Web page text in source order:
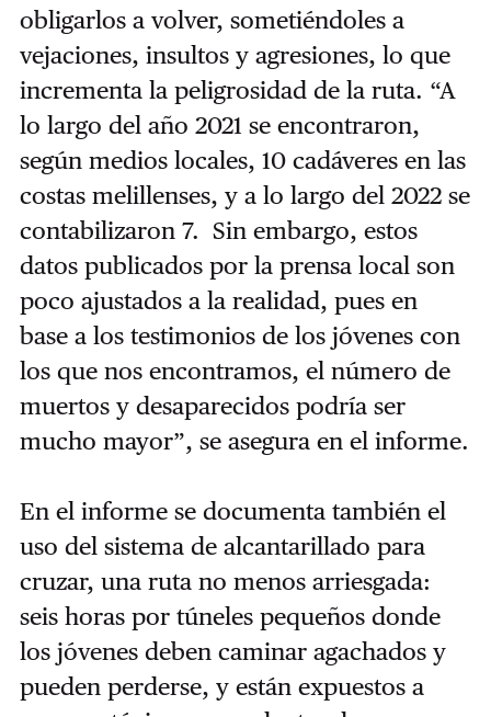
obligarlos a volver, sometiéndoles a
vejaciones, insultos y agresiones, lo que
incrementa la peligrosidad de la ruta. “A
lo largo del año 2021 se encontraron,
según medios locales, 10 cadáveres en las
costas melillenses, y a lo largo del 2022 se
contabilizaron 7. Sin embargo, estos
datos publicados por la prensa local son
poco ajustados a la realidad, pues en
base a los testimonios de los jóvenes con
los que nos encontramos, el número de
muertos y desaparecidos podría ser
mucho mayor”, se asegura en el informe.
En el informe se documenta también el
uso del sistema de alcantarillado para
cruzar, una ruta no menos arriesgada:
seis horas por túneles pequeños donde
los jóvenes deben caminar agachados y
pueden perderse, y están expuestos a